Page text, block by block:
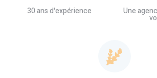
30 ans d'expérience Une